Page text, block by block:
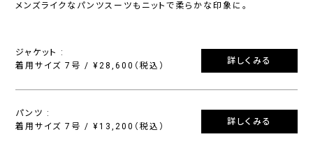
メンズライクなパンツスーツもニットで柔らかな印象に。
ジャケット :
着用サイズ 7号 / ¥28,600（税込）
詳しくみる
パンツ :
着用サイズ 7号 / ¥13,200（税込）
詳しくみる